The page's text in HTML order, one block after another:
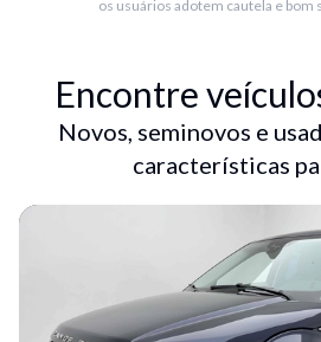
os usuários adotem cautela e bom
Encontre
Novos, seminovos e
características